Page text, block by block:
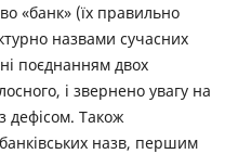
«банк» (їх правильно
назвами сучасних
поєднанням двох
і звернено увагу на
дефісом. Також
назв, першим